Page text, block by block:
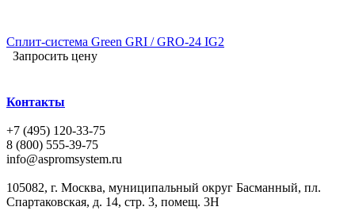
Сплит-система Green GRI / GRO-24 IG2
Запросить цену
Контакты
+7 (495) 120-33-75
8 (800) 555-39-75
info@aspromsystem.ru
105082, г. Москва, муниципальный округ Басманный, пл.
Спартаковская, д. 14, стр. 3, помещ. 3Н